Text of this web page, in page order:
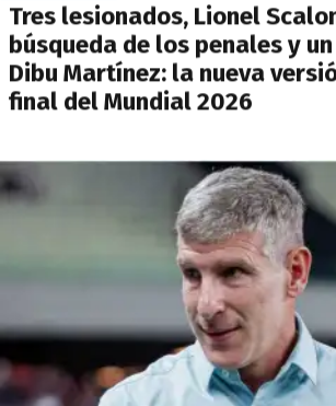
Tres lesionados, Lionel
búsqueda de los penales y
Dibu Martínez: la nueva
final del Mundial 2026